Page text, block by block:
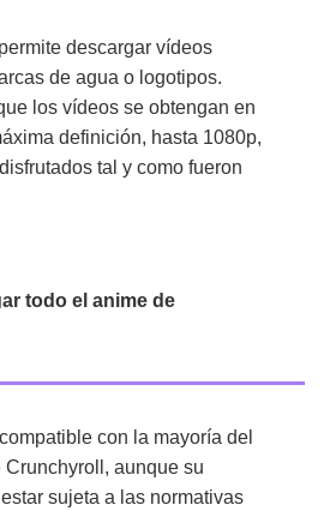
descargar vídeos
de agua o logotipos.
los vídeos se obtengan en
definición, hasta 1080p,
tal y como fueron
todo el anime de
con la mayoría del
aunque su
sujeta a las normativas